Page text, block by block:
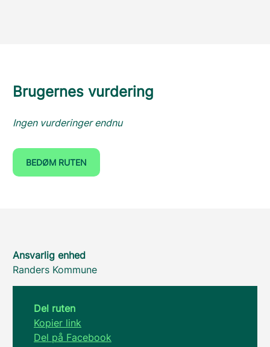
Brugernes vurdering
Ingen vurderinger endnu
BEDØM RUTEN
Ansvarlig enhed
Randers Kommune
Del ruten
Kopier link
Del på Facebook